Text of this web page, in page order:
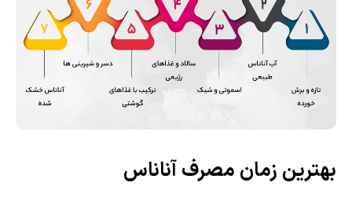
بهترین زمان مصرف آناناس